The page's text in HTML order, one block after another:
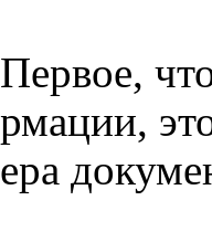
Первое,
рмации,
ера